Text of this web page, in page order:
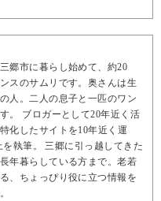
郷市に暮らし始めて、約20
スのサムリです。奥さんは生
人。二人の息子と一匹のワン
。 ブロガーとして20年近く活
化したサイトを10年近く運
を執筆。 三郷に引っ越してきた
年暮らしている方まで。老若
、ちょっぴり役に立つ情報を